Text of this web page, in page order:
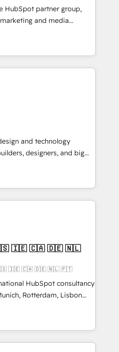
leaders:
Impact Award 🏆
Year 🏆 Gold AVA Digital
Accreditations: CRM
HubSpot partner group,
and media
and Southern
7 countries. Born in Chile,
with international reach to
technology, creativity,
building end-to-
CRM, AI automation,
content, and digital
team works in Spanish,
design scalable strategies
• 10+
• Top 3 Partner of the
2025. • Partner of the
Let Cebra’s experts help
and with impact.
and technology
designers, and big
design, and
by curiosity—to turn
challenges into meaningful
is more than just
That’s why we lean
them into thoughtful
that actually make a
🇺🇸 🇮🇪 🇨🇦 🇩🇪 🇳🇱 🇵🇹
HubSpot consultancy
Rotterdam, Lisbon
for clients through
business processes
and e-commerce